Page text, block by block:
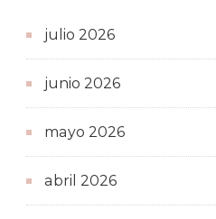
julio 2026
junio 2026
mayo 2026
abril 2026